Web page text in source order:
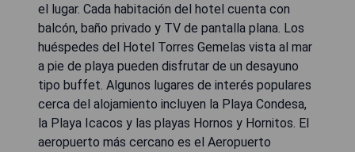
el lugar. Cada habitación del hotel cuenta con
balcón, baño privado y TV de pantalla plana. Los
huéspedes del Hotel Torres Gemelas vista al mar
a pie de playa pueden disfrutar de un desayuno
tipo buffet. Algunos lugares de interés populares
cerca del alojamiento incluyen la Playa Condesa,
la Playa Icacos y las playas Hornos y Hornitos. El
aeropuerto más cercano es el Aeropuerto